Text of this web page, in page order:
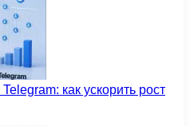
как ускорить рост